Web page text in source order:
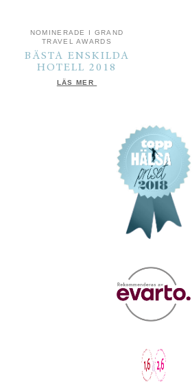
NOMINERADE I GRAND
TRAVEL AWARDS
BÄSTA ENSKILDA
HOTELL 2018
LÄS MER